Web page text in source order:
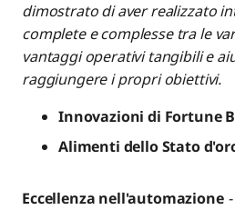
dimostrato di aver realizzato
complete e complesse tra le
vantaggi operativi tangibili e
raggiungere i propri obiettivi.
Innovazioni di Fortune
Alimenti dello Stato
Eccellenza nell'automazione